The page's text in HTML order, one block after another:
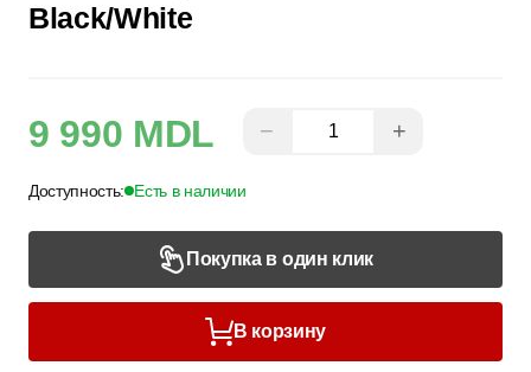
Black/White
9 990 MDL − +
Доступность: Есть в наличии
Покупка в один клик
В корзину